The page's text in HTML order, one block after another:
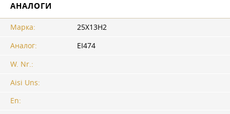
АНАЛОГИ
Марка:
25Х13Н2
Аналог:
ЕІ474
W. Nr.:
Aisi Uns:
En: